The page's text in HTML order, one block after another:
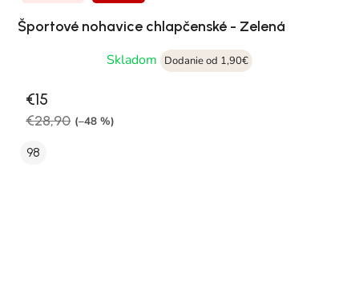
Športové nohavice chlapčenské - Zelená
Skladom
Dodanie od 1,90€
€15
€28,90 (–48 %)
98